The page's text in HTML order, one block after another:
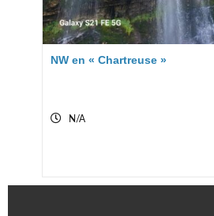
NW en « Chartreuse »
N/A